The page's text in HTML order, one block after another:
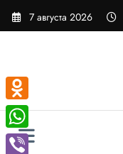
Перейти
7 августа 2026
Odnoklassniki
WhatsApp